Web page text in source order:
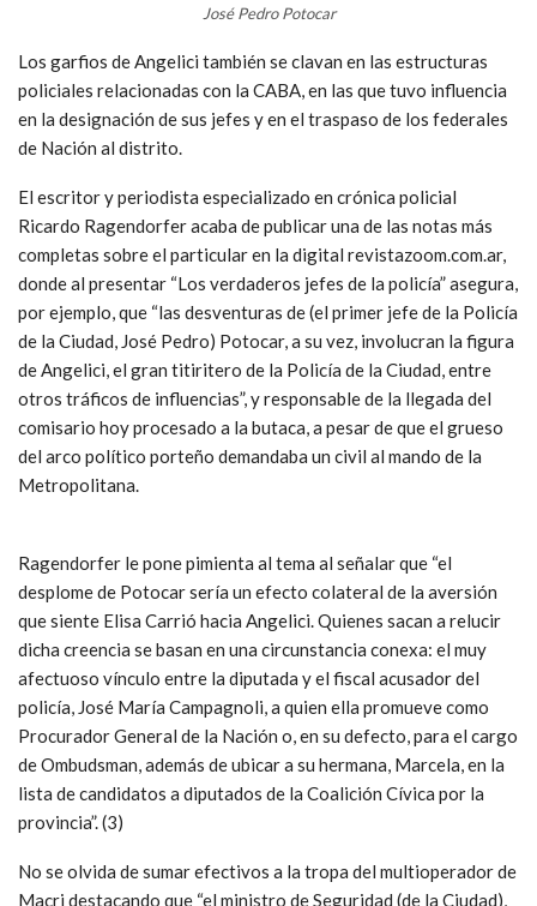
José Pedro Potocar
Los garfios de Angelici también se clavan en las estructuras
policiales relacionadas con la CABA, en las que tuvo influencia
en la designación de sus jefes y en el traspaso de los federales
de Nación al distrito.
El escritor y periodista especializado en crónica policial
Ricardo Ragendorfer acaba de publicar una de las notas más
completas sobre el particular en la digital revistazoom.com.ar,
donde al presentar “Los verdaderos jefes de la policía” asegura,
por ejemplo, que “las desventuras de (el primer jefe de la Policía
de la Ciudad, José Pedro) Potocar, a su vez, involucran la figura
de Angelici, el gran titiritero de la Policía de la Ciudad, entre
otros tráficos de influencias”, y responsable de la llegada del
comisario hoy procesado a la butaca, a pesar de que el grueso
del arco político porteño demandaba un civil al mando de la
Metropolitana.
Ragendorfer le pone pimienta al tema al señalar que “el
desplome de Potocar sería un efecto colateral de la aversión
que siente Elisa Carrió hacia Angelici. Quienes sacan a relucir
dicha creencia se basan en una circunstancia conexa: el muy
afectuoso vínculo entre la diputada y el fiscal acusador del
policía, José María Campagnoli, a quien ella promueve como
Procurador General de la Nación o, en su defecto, para el cargo
de Ombudsman, además de ubicar a su hermana, Marcela, en la
lista de candidatos a diputados de la Coalición Cívica por la
provincia”. (3)
No se olvida de sumar efectivos a la tropa del multioperador de
Macri destacando que “el ministro de Seguridad (de la Ciudad),